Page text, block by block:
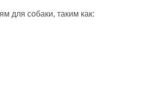
для собаки, таким как: